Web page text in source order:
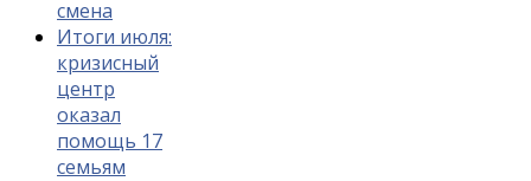
смена
Итоги июля:
кризисный
центр
оказал
помощь 17
семьям